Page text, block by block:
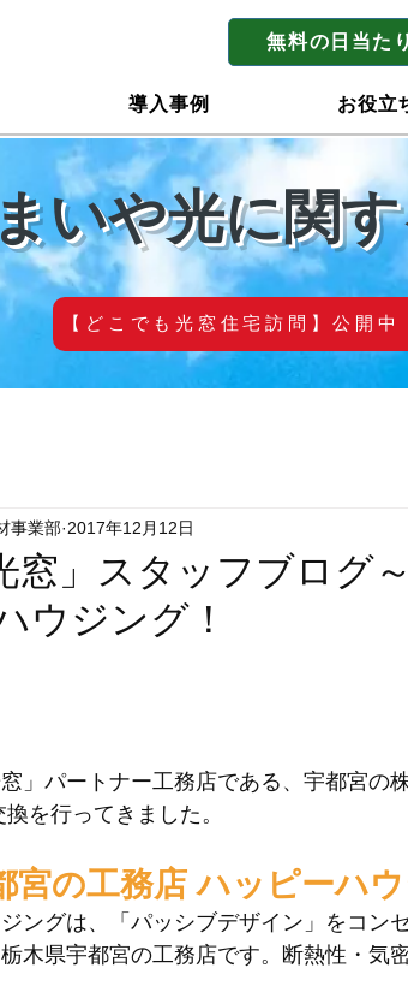
無料の日当た
導入事例 お役立
いや光に関
【どこでも光窓住宅訪問】公開中
窓」スタッフブログ
ウジング！
事業部 2017年12月12日
」パートナー工務店である、宇都宮の
を行ってきました。
宮の工務店 ハッピーハ
ングは、「パッシブデザイン」をコン
木県宇都宮の工務店です。断熱性・気